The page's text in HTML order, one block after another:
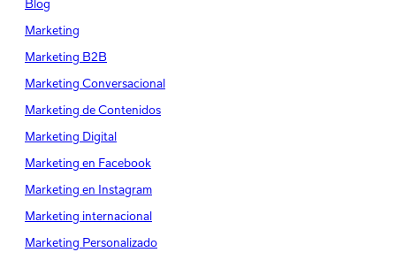
r
Blog
Marketing
Marketing B2B
Marketing Conversacional
Marketing de Contenidos
Marketing Digital
Marketing en Facebook
Marketing en Instagram
Marketing internacional
Marketing Personalizado